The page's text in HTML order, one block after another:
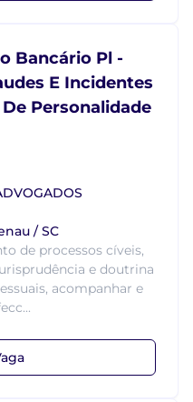
Bancário Pl -
E Incidentes
Personalidade
/ SC
de processos cíveis,
e doutrina
acompanhar e